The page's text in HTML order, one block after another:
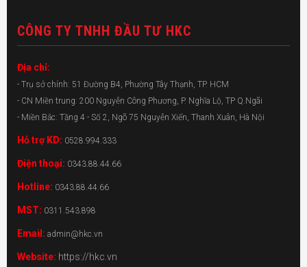
CÔNG TY TNHH ĐẦU TƯ HKC
Địa chỉ:
- Trụ sở chính: 51 Đường B4, Phường Tây Thạnh, TP. HCM
- CN Miền trung: 200 Nguyễn Công Phương, P. Nghĩa Lộ, TP Q.Ngãi
- Miền Bắc: Tầng 4 - Số 2, Ngõ 75 Nguyễn Xiển, Thanh Xuân, Hà Nội
Hỗ trợ KD: 0528.994.333
Điện thoại: 0343.88.44.66
Hotline: 0343.88.44.66
MST: 0311.543.898
Email: admin@hkc.vn
Website: https://hkc.vn